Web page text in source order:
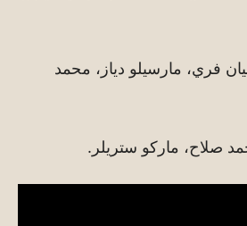
فري، مارسيلو دياز، محمد
صلاح، ماركو ستريلر.